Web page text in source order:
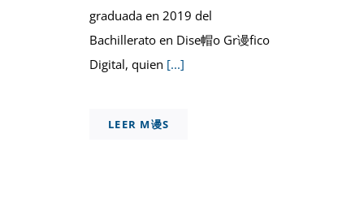
graduada en 2019 del
Bachillerato en Dise帽o Gr谩fico
Digital, quien [...]
LEER M谩S